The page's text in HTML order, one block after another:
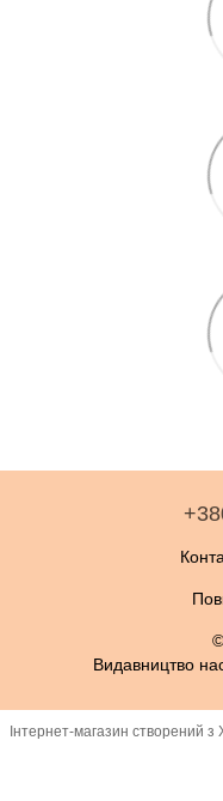
Видавництво
Інтернет-магазин створений